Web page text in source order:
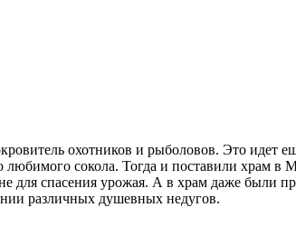
охотников и рыболовов. Это идет
сокола. Тогда и поставили храм
для спасения урожая. А в храм даже были
различных душевных недугов.